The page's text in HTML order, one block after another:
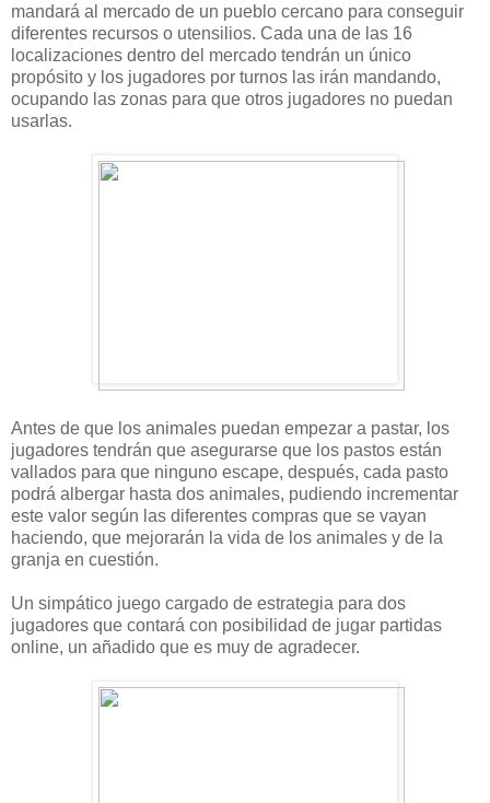
mandará al mercado de un pueblo cercano para conseguir
diferentes recursos o utensilios. Cada una de las 16
localizaciones dentro del mercado tendrán un único
propósito y los jugadores por turnos las irán mandando,
ocupando las zonas para que otros jugadores no puedan
usarlas.
Antes de que los animales puedan empezar a pastar, los
jugadores tendrán que asegurarse que los pastos están
vallados para que ninguno escape, después, cada pasto
podrá albergar hasta dos animales, pudiendo incrementar
este valor según las diferentes compras que se vayan
haciendo, que mejorarán la vida de los animales y de la
granja en cuestión.
Un simpático juego cargado de estrategia para dos
jugadores que contará con posibilidad de jugar partidas
online, un añadido que es muy de agradecer.